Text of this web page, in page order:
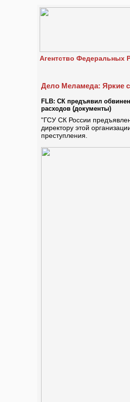
Агентство Федеральных
Дело Меламеда: Яркие
FLB: СК предъявил
расходов (документы)
"ГСУ СК России
директору этой
преступления.